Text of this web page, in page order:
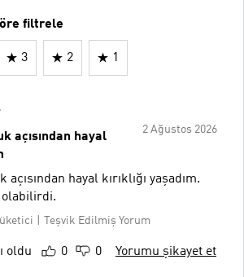
filtrele
3 2 1
2 Ağustos 2026
açısından hayal
hayal kırıklığı yaşadım.
olabilirdi.
Teşvik Edilmiş Yorum
oldu
0 0 Yorumu şikayet et